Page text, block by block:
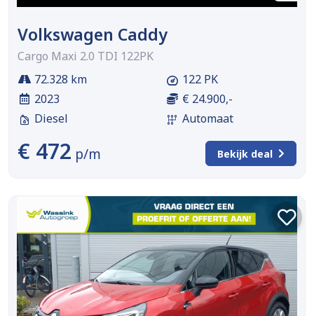
Volkswagen Caddy
Cargo Maxi 2.0 TDI 122PK
72.328 km
2023
Diesel
122 PK
€ 24.900,-
Automaat
€ 472 p/m Bekijk deal